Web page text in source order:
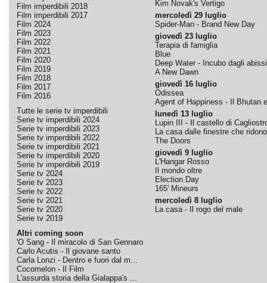
Film imperdibili 2018
Film imperdibili 2017
Film 2024
Film 2023
Film 2022
Film 2021
Film 2020
Film 2019
Film 2018
Film 2017
Film 2016
Tutte le serie tv imperdibili
Serie tv imperdibili 2024
Serie tv imperdibili 2023
Serie tv imperdibili 2022
Serie tv imperdibili 2021
Serie tv imperdibili 2020
Serie tv imperdibili 2019
Serie tv 2024
Serie tv 2023
Serie tv 2022
Serie tv 2021
Serie tv 2020
Serie tv 2019
Altri coming soon
'O Sang - Il miracolo di San Gennaro
Carlo Acutis - Il giovane santo
Carla Lonzi - Dentro e fuori dal m...
Cocomelon - Il Film
L'assurda storia della Gialappa's ...
Kim Novak's Vertigo
mercoledì 29 luglio
Spider-Man - Brand New Day
giovedì 23 luglio
Terapia di famiglia
Blue
Deep Water - Incubo dagli abissi
A New Dawn
giovedì 16 luglio
Odissea
Agent of Happiness - Il Bhutan
lunedì 13 luglio
Lupin III - Il castello di
La casa dalle finestre che ridono
The Doors
giovedì 9 luglio
L'Hangar Rosso
Il mondo oltre
Election Day
165' Mineurs
mercoledì 8 luglio
La casa - Il rogo del male